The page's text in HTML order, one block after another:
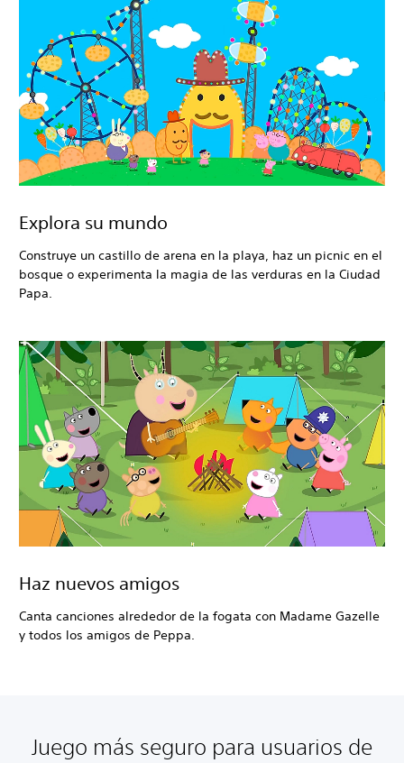
Explora su mundo
Construye un castillo de arena en la playa, haz un picnic en el
bosque o experimenta la magia de las verduras en la Ciudad
Papa.
Haz nuevos amigos
Canta canciones alrededor de la fogata con Madame Gazelle
y todos los amigos de Peppa.
Juego más seguro para usuarios de